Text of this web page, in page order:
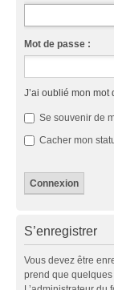
Mot de passe :
J’ai oublié mon mot
Se souvenir de
Cacher mon
S’enregistrer
Vous devez être
prend que